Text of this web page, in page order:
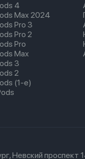
4
Max 2024
Pro 3
Pro 2
Pro
Max
3
2
(1-е)
Невский проспект